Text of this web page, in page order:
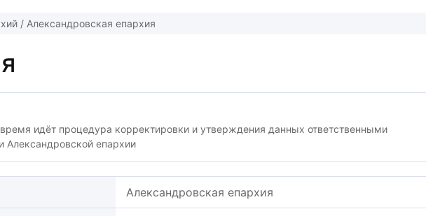
/ Александровская епархия
идёт процедура корректировки и утверждения данных ответственными
Александровской епархии
Александровская епархия